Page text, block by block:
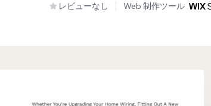
レビューなし Web 制作ツール